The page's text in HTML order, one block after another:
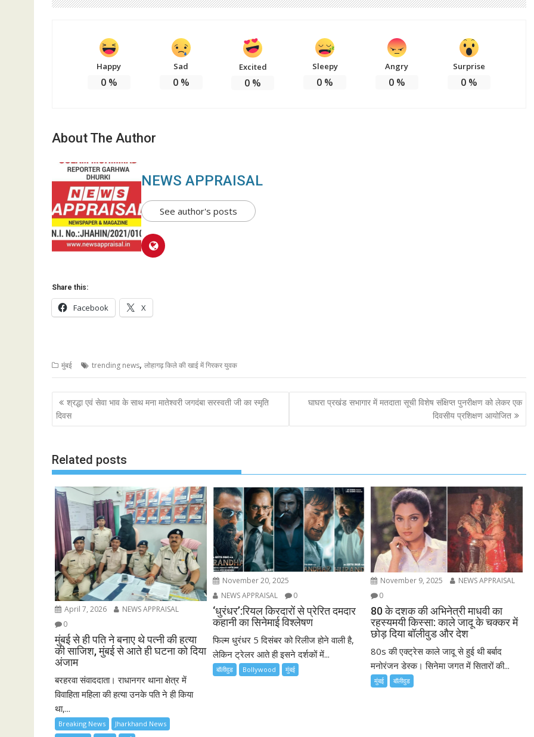
Happy
0%
Sad
0%
Excited
0 %
Sleepy
0 %
Angry
0%
Surprise
0%
About The Author
NEWS APPRAISAL
See author's posts
Share this:
Facebook X
मुंबई trending news, लोहागढ़ किले की खाई में गिरकर युवक
Post
navigation
श्रद्धा एवं सेवा भाव के साथ मना मातेश्वरी जगदंबा सरस्वती जी का स्मृति
दिवस
घाघरा प्रखंड सभागार में मतदाता सूची विशेष संक्षिप्त पुनरीक्षण को लेकर एक
दिवसीय प्रशिक्षण आयोजित
Related posts
April 7, 2026
NEWS APPRAISAL
0
मुंबई से ही पति ने बनाए थे पत्नी की हत्या
की साजिश, मुंबई से आते ही घटना को दिया
अंजाम
बरहरवा संवाददाता। राधानगर थाना क्षेत्र में
विवाहिता महिला की हत्या उनके पति ने ही किया
था,...
Breaking News
Jharkhand News
November 20, 2025
NEWS APPRAISAL
0
‘धुरंधर’:रियल किरदारों से प्रेरित दमदार
कहानी का सिनेमाई विश्लेषण
फिल्म धुरंधर 5 दिसंबर को रिलीज होने वाली है,
लेकिन ट्रेलर आते ही इसने दर्शकों में...
बॉलीवुड Bollywood मुंबई
November 9, 2025
NEWS APPRAISAL
0
80 के दशक की अभिनेत्री माधवी का
रहस्यमयी किस्सा: काले जादू के चक्कर में
छोड़ दिया बॉलीवुड और देश
80s की एक्ट्रेस काले जादू से हुई थी बर्बाद
मनोरंजन डेस्क। सिनेमा जगत में सितारों की...
मुंबई बॉलीवुड